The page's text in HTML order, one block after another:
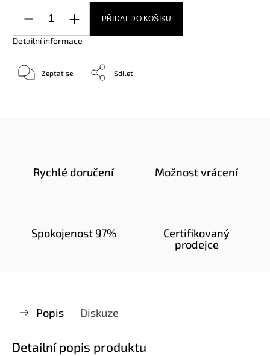
PŘIDAT DO KOŠÍKU
Detailní informace
Zeptat se Sdílet
Rychlé doručení Možnost vrácení
Spokojenost 97%
Certifikovaný
prodejce
Popis Diskuze
Detailní popis produktu